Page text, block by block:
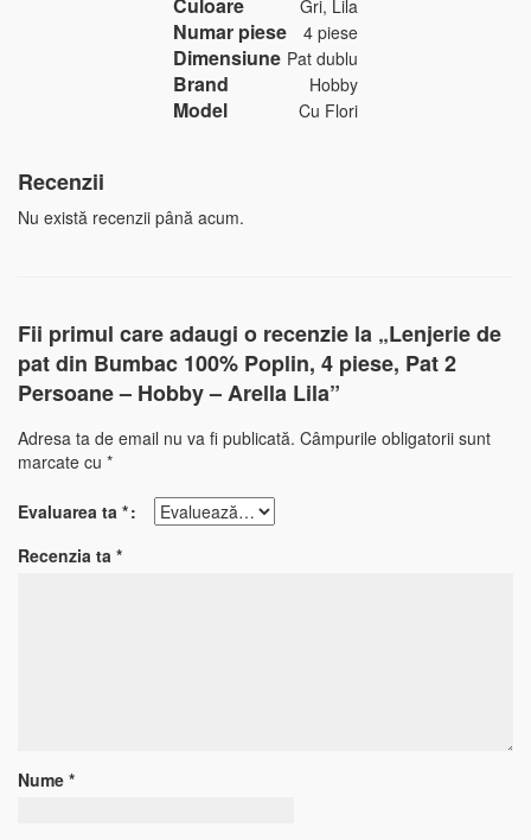
Culoare Gri, Lila
Numar piese 4 piese
Dimensiune Pat dublu
Brand Hobby
Model Cu Flori
Recenzii
Nu există recenzii până acum.
Fii primul care adaugi o recenzie la „Lenjerie de
pat din Bumbac 100% Poplin, 4 piese, Pat 2
Persoane – Hobby – Arella Lila”
Adresa ta de email nu va fi publicată. Câmpurile obligatorii sunt
marcate cu *
Evaluarea ta *
Recenzia ta *
Nume *